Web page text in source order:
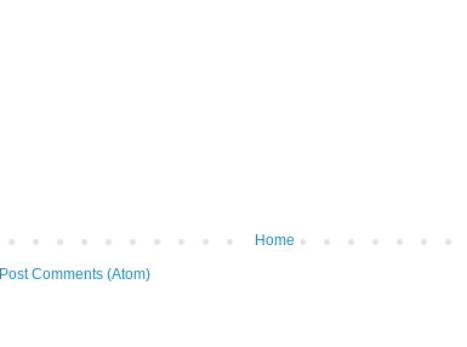
Home
Post Comments (Atom)